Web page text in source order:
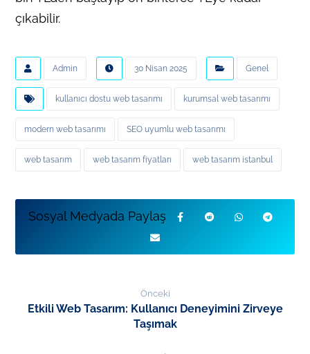
çıkabilir.
Admin 30 Nisan 2025 Genel
kullanıcı dostu web tasarımı kurumsal web tasarımı
modern web tasarımı SEO uyumlu web tasarımı
web tasarım web tasarım fiyatları web tasarım istanbul
Önceki
Etkili Web Tasarım: Kullanıcı Deneyimini Zirveye
Taşımak